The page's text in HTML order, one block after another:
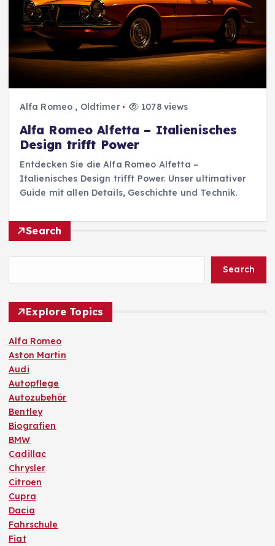
Alfa Romeo , Oldtimer 1078 views
Alfa Romeo Alfetta – Italienisches
Design trifft Power
Entdecken Sie die Alfa Romeo Alfetta –
Italienisches Design trifft Power. Unser ultimativer
Guide mit allen Details, Geschichte und Technik.
Search
Search
Explore Topics
Alfa Romeo
Aston Martin
Audi
Autopflege
Autozubehör
Bentley
Biografien
BMW
Cadillac
Chrysler
Citroen
Cupra
Dacia
Fahrschule
Fiat